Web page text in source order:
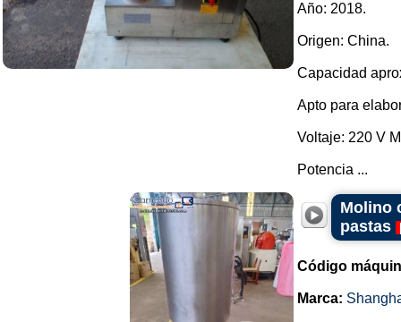
Año: 2018.
Origen: China.
Capacidad
Apto para
Voltaje: 220 V
Potencia ...
Molino
pastas
Código
Marca: